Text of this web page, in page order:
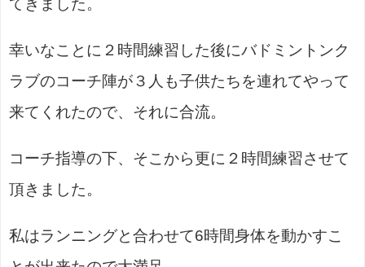
てきました。
幸いなことに２時間練習した後にバドミントンク
ラブのコーチ陣が３人も子供たちを連れてやって
来てくれたので、それに合流。
コーチ指導の下、そこから更に２時間練習させて
頂きました。
私はランニングと合わせて6時間身体を動かすこ